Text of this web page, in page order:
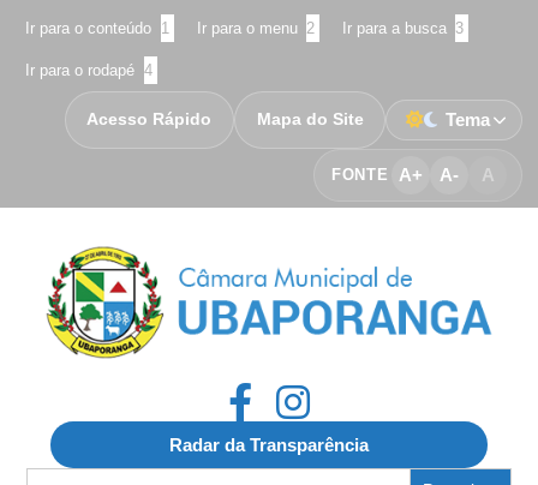
Ir para o conteúdo 1 Ir para o menu 2 Ir para a busca 3
Ir para o rodapé 4
FONTE A+ A- A
Acesso Rápido Mapa do Site Tema
Radar da Transparência